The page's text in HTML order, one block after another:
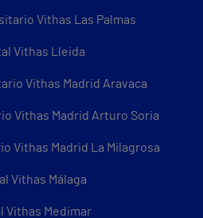
Vithas Las Palmas
Vithas Lleida
Vithas Madrid Aravaca
Vithas Madrid Arturo Soria
Vithas Madrid La Milagrosa
Vithas Málaga
Vithas Medimar